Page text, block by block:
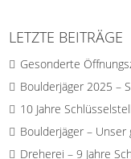
LETZTE BEITRÄGE
Gesonderte
Boulderjäger 2025 –
10 Jahre
Boulderjäger –
Dreherei – 9 Jahre